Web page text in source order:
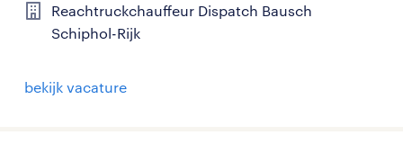
Reachtruckchauffeur Dispatch Bausch
Schiphol-Rijk
bekijk vacature